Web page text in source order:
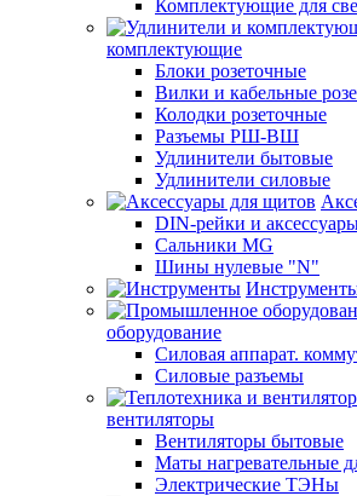
Комплектующие для
комплектующие
Блоки розеточные
Вилки и кабельные
Колодки розеточные
Разъемы РШ-ВШ
Удлинители бытовые
Удлинители силовые
DIN-рейки и
Сальники MG
Шины нулевые "N"
оборудование
Силовая аппарат.
Силовые разъемы
вентиляторы
Вентиляторы бытовые
Маты нагревательные
Электрические ТЭНы